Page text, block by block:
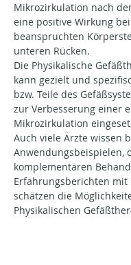
Mikrozirkulation nach
eine positive Wirkung bei
beanspruchten
unteren Rücken.
Die Physikalische
kann gezielt und
bzw. Teile des
zur Verbesserung einer
Mikrozirkulation
Auch viele Ärzte wissen
Anwendungsbeispielen,
komplementären
Erfahrungsberichten mit
schätzen die
Physikalischen